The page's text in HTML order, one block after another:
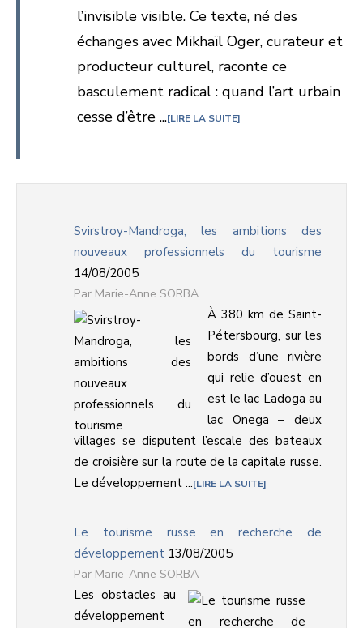
l’invisible visible. Ce texte, né des
échanges avec Mikhaïl Oger, curateur et
producteur culturel, raconte ce
basculement radical : quand l’art urbain
cesse d’être ... LIRE LA SUITE
Svirstroy-Mandroga, les ambitions des
nouveaux professionnels du tourisme
14/08/2005
Marie-Anne SORBA
À 380 km de Saint-
Pétersbourg, sur les
bords d’une rivière
qui relie d’ouest en
est le lac Ladoga au
lac Onega – deux
villages se disputent l’escale des bateaux
de croisière sur la route de la capitale russe.
Le développement ... LIRE LA SUITE
Le tourisme russe en recherche de
développement 13/08/2005
Marie-Anne SORBA
Les obstacles au
développement